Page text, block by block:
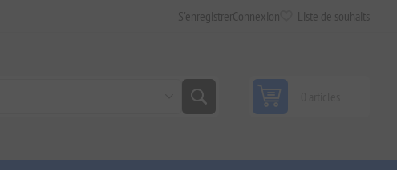
S'enregistrerConnexion Liste de souhaits